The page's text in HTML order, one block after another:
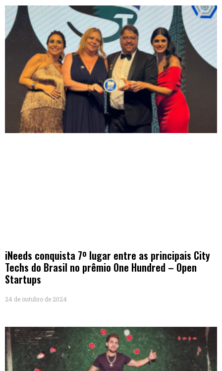
iNeeds conquista 7º lugar entre as principais City
Techs do Brasil no prêmio One Hundred – Open
Startups
24 de outubro de 2024